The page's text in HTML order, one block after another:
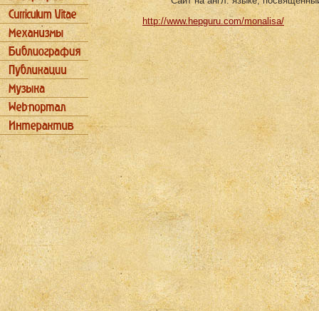
http://www.hepguru.com/monalisa/